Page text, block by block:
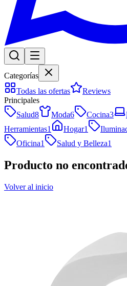
Categorías
Todas las ofertas
Reviews
Principales
Salud8 Moda6 Cocina3
Herramientas1 Hogar1
Oficina1 Salud y Belleza1
Producto no
Volver al inicio